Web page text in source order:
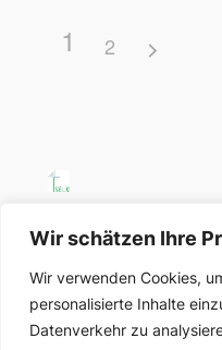
Wir schätzen Ihre
Wir verwenden Cookies,
personalisierte Inhalte
Datenverkehr zu
1 2
Region Ost der
Lutherischen Kirche in